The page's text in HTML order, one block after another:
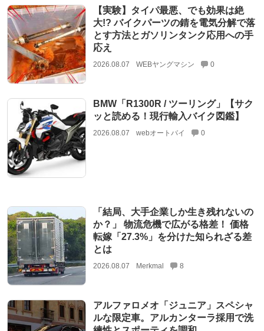
【実験】タイパ最悪、でも効果は絶
大!? バイクパーツの錆を電気分解で落
とす方法とガソリンタンク応用への手
応え
2026.08.07 WEBヤングマシン 0
BMW「R1300R / ツーリング」【サク
ッと読める！現行輸入バイク図鑑】
2026.08.07 webオートバイ 0
「結局、大手企業しか生き残れないの
か？」 物流危機で広がる格差！ 価格
転嫁「27.3%」を分けた知られざる差
とは
2026.08.07 Merkmal 8
アルファロメオ「ジュニア」スペシャ
ルな限定車。アルカンターラ採用で洗